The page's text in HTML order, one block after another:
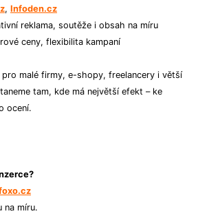
, Infoden.cz
reklama, soutěže i obsah na míru
ceny, flexibilita kampaní
pro malé firmy, e-shopy, freelancery i větší
tam, kde má největší efekt – ke
ocení.
na míru.